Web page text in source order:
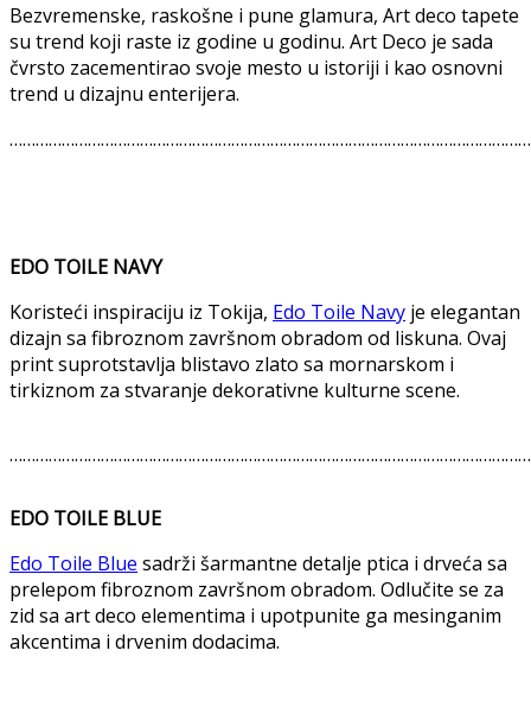
Bezvremenske, raskošne i pune glamura, Art deco tapete
su trend koji raste iz godine u godinu. Art Deco je sada
čvrsto zacementirao svoje mesto u istoriji i kao osnovni
trend u dizajnu enterijera.
EDO TOILE NAVY
Koristeći inspiraciju iz Tokija, Edo Toile Navy je elegantan
dizajn sa fibroznom završnom obradom od liskuna. Ovaj
print suprotstavlja blistavo zlato sa mornarskom i
tirkiznom za stvaranje dekorativne kulturne scene.
EDO TOILE BLUE
Edo Toile Blue sadrži šarmantne detalje ptica i drveća sa
prelepom fibroznom završnom obradom. Odlučite se za
zid sa art deco elementima i upotpunite ga mesinganim
akcentima i drvenim dodacima.